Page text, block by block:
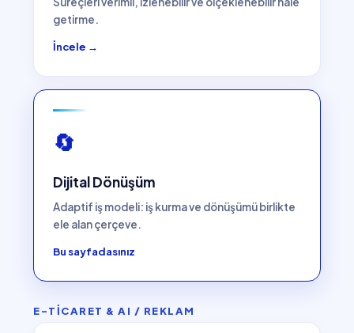
getirme.
İncele →
🔄
Dijital Dönüşüm
Adaptif iş modeli: iş kurma ve dönüşümü birlikte
ele alan çerçeve.
Bu sayfadasınız
E-TİCARET & AI / REKLAM